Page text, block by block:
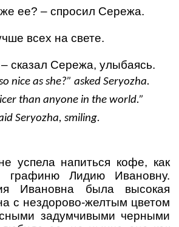
ее? – спросил Сережа.
всех на свете.
– сказал Сережа, улыбаясь.
nice as she?” asked Seryozha.
than anyone in the world.”
Seryozha, smiling.
успела напиться кофе, как
графиню Лидию Ивановну.
Ивановна была высокая
с нездорово-желтым цветом
задумчивыми черными